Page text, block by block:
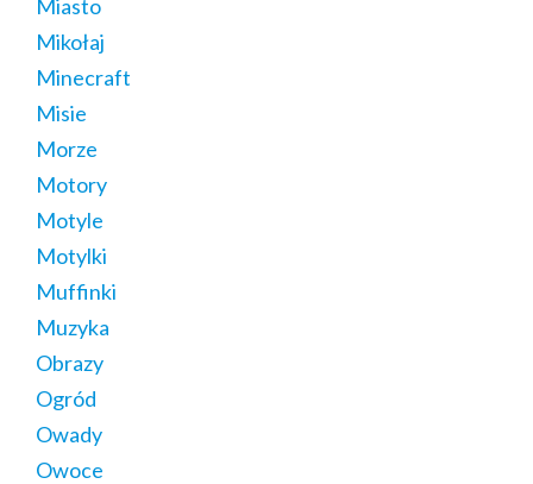
Miasto
Mikołaj
Minecraft
Misie
Morze
Motory
Motyle
Motylki
Muffinki
Muzyka
Obrazy
Ogród
Owady
Owoce